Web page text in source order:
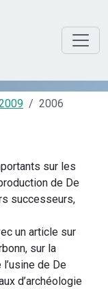
2006
sur les
de De
successeurs,
un article sur
sur la
de De
d’archéologie